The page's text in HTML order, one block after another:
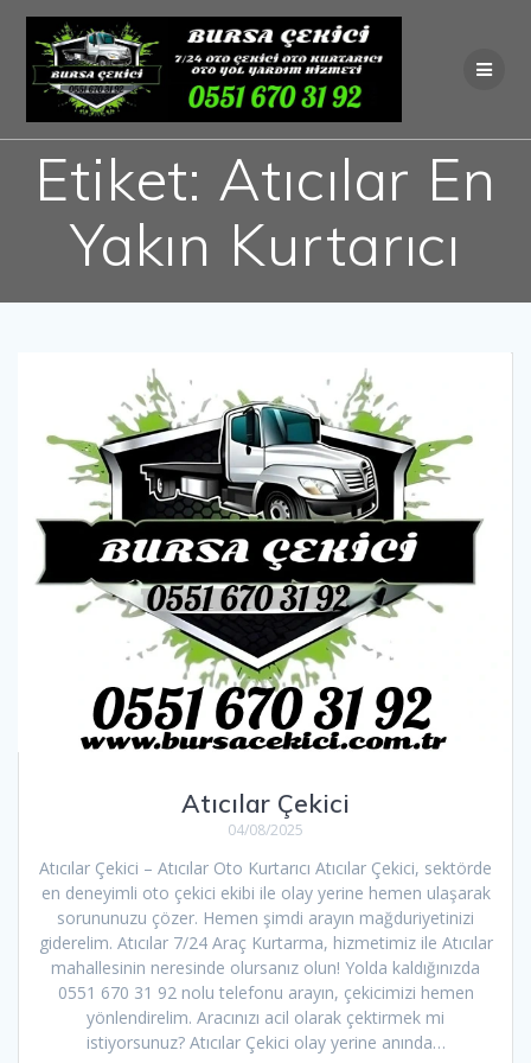
Skip
to
content
Etiket: Atıcılar En
Yakın Kurtarıcı
Atıcılar Çekici
04/08/2025
Atıcılar Çekici – Atıcılar Oto Kurtarıcı Atıcılar Çekici, sektörde
en deneyimli oto çekici ekibi ile olay yerine hemen ulaşarak
sorununuzu çözer. Hemen şimdi arayın mağduriyetinizi
giderelim. Atıcılar 7/24 Araç Kurtarma, hizmetimiz ile Atıcılar
mahallesinin neresinde olursanız olun! Yolda kaldığınızda
0551 670 31 92 nolu telefonu arayın, çekicimizi hemen
yönlendirelim. Aracınızı acil olarak çektirmek mi
istiyorsunuz? Atıcılar Çekici olay yerine anında…